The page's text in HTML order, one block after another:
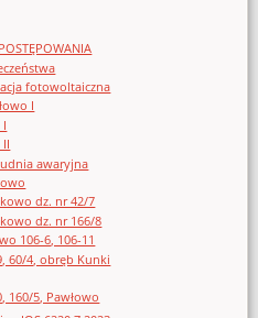
fotowoltaiczna
I
awaryjna
dz. nr 42/7
dz. nr 166/8
106-6, 106-11
60/4, obręb Kunki
160/5, Pawłowo